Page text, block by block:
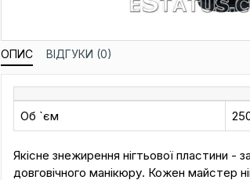
ОПИС ВІДГУКИ (0)
Об `єм
Якісне знежирення нігтьової пластини -
довговічного манікюру. Кожен майстер